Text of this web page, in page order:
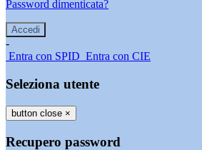
Password dimenticata?
-
Entra con SPID Entra con CIE
Seleziona utente
button close ×
Recupero password